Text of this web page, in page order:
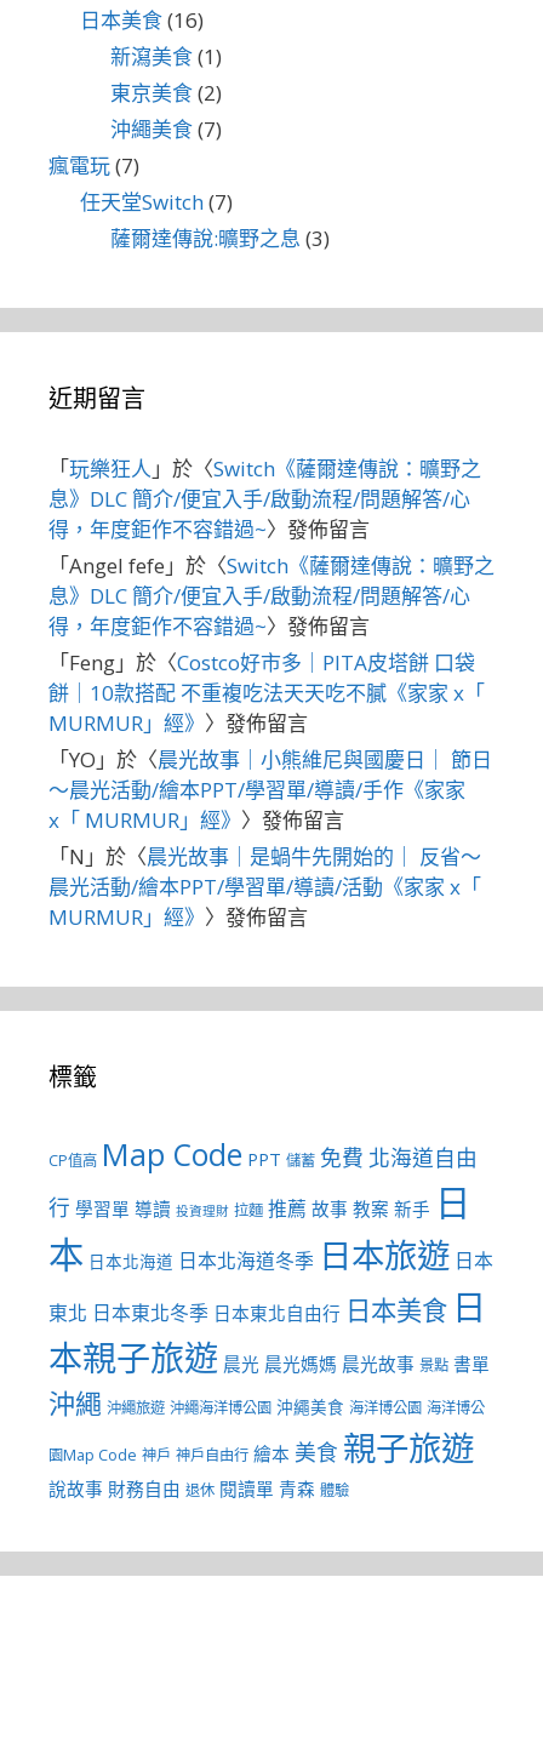
日本美食(16)
新瀉美食(1)
東京美食(2)
沖繩美食(7)
瘋電玩(7)
任天堂Switch(7)
薩爾達傳說:曠野之息 (3)
近期留言
「玩樂狂人 」於〈Switch《薩爾達傳說：曠野之
息》DLC 簡介/便宜入手/啟動流程/問題解答/心
得，年度鉅作不容錯過~〉發佈留言
「Angel fefe 」於〈Switch《薩爾達傳說：曠野之
息》DLC 簡介/便宜入手/啟動流程/問題解答/心
得，年度鉅作不容錯過~〉發佈留言
「Feng」於〈Costco好市多｜PITA皮塔餅 口袋
餅｜10款搭配 不重複吃法天天吃不膩《家家 x「
MURMUR」經》 〉發佈留言
「YO 」於〈晨光故事｜小熊維尼與國慶日｜ 節日
～晨光活動/繪本PPT/學習單/導讀/手作《家家
x「 MURMUR」經》 〉發佈留言
「N 」於〈晨光故事｜是蝸牛先開始的｜ 反省～
晨光活動/繪本PPT/學習單/導讀/活動《家家 x「
MURMUR」經》 〉發佈留言
標籤
CP值高 Map Code PPT 儲蓄 免費 北海道自由
行 學習單 導讀 投資理財 拉麵 推薦 故事 教案 新手 日
本 日本北海道 日本北海道冬季 日本旅遊 日本
東北 日本東北冬季 日本東北自由行 日本美食 日
本親子旅遊 晨光 晨光媽媽 晨光故事 景點 書單
沖繩 沖繩旅遊 沖繩海洋博公園 沖繩美食 海洋博公園 海洋博公
園Map Code 神戶 神戶自由行 繪本 美食 親子旅遊
說故事 財務自由 退休 閱讀單 青森 體驗